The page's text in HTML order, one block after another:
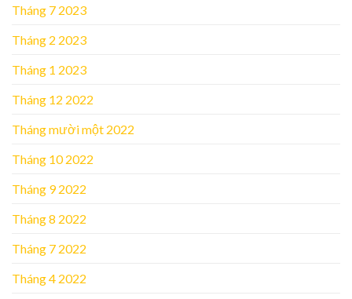
Tháng 7 2023
Tháng 2 2023
Tháng 1 2023
Tháng 12 2022
Tháng mười một 2022
Tháng 10 2022
Tháng 9 2022
Tháng 8 2022
Tháng 7 2022
Tháng 4 2022